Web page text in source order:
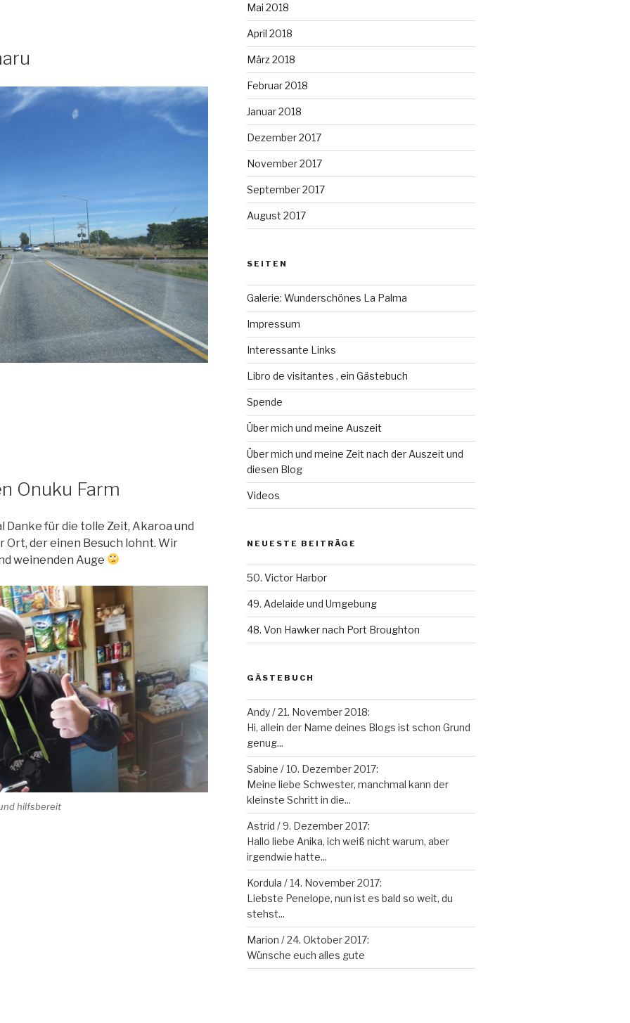
Onuku Farm
Danke für die tolle Zeit, Akaroa und
Ort, der einen Besuch lohnt. Wir
weinenden Auge
hilfsbereit
Mai 2018
April 2018
März 2018
Februar 2018
Januar 2018
Dezember 2017
November 2017
September 2017
August 2017
SEITEN
Galerie: Wunderschönes La Palma
Impressum
Interessante Links
Libro de visitantes , ein Gästebuch
Spende
Über mich und meine Auszeit
Über mich und meine Zeit nach der Auszeit und
diesen Blog
Videos
NEUESTE BEITRÄGE
50. Victor Harbor
49. Adelaide und Umgebung
48. Von Hawker nach Port Broughton
GÄSTEBUCH
Andy/21. November 2018:
Hi, allein der Name deines Blogs ist schon Grund
genug...
Sabine /10. Dezember 2017:
Meine liebe Schwester, manchmal kann der
kleinste Schritt in die...
Astrid /9. Dezember 2017:
Hallo liebe Anika, ich weiß nicht warum, aber
irgendwie hatte...
Kordula /14. November 2017:
Liebste Penelope, nun ist es bald so weit, du
stehst...
Marion /24. Oktober 2017:
Wünsche euch alles gute